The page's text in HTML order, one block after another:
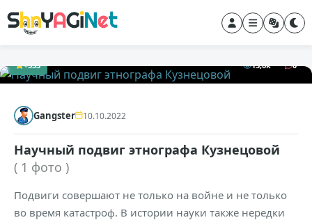
+333 13,6к 0
Gangster 10.10.2022
Научный подвиг этнографа Кузнецовой
( 1 фото )
Подвиги совершают не только на войне и не только
во время катастроф. В истории науки также нередки